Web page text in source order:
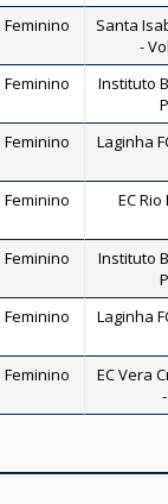
Santa
-
Instituto
Laginha
EC
Instituto
Laginha
EC Vera